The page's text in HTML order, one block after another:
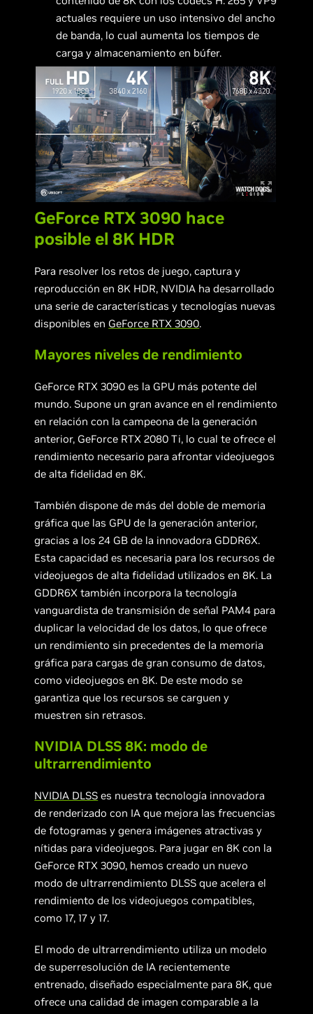
actuales requiere un uso intensivo del ancho
de banda, lo cual aumenta los tiempos de
carga y almacenamiento en búfer.
GeForce RTX 3090 hace
posible el 8K HDR
Para resolver los retos de juego, captura y
reproducción en 8K HDR, NVIDIA ha desarrollado
una serie de características y tecnologías nuevas
disponibles en GeForce RTX 3090.
Mayores niveles de rendimiento
GeForce RTX 3090 es la GPU más potente del
mundo. Supone un gran avance en el rendimiento
en relación con la campeona de la generación
anterior, GeForce RTX 2080 Ti, lo cual te ofrece el
rendimiento necesario para afrontar videojuegos
de alta fidelidad en 8K.
También dispone de más del doble de memoria
gráfica que las GPU de la generación anterior,
gracias a los 24 GB de la innovadora GDDR6X.
Esta capacidad es necesaria para los recursos de
videojuegos de alta fidelidad utilizados en 8K. La
GDDR6X también incorpora la tecnología
vanguardista de transmisión de señal PAM4 para
duplicar la velocidad de los datos, lo que ofrece
un rendimiento sin precedentes de la memoria
gráfica para cargas de gran consumo de datos,
como videojuegos en 8K. De este modo se
garantiza que los recursos se carguen y
muestren sin retrasos.
NVIDIA DLSS 8K: modo de
ultrarrendimiento
NVIDIA DLSS es nuestra tecnología innovadora
de renderizado con IA que mejora las frecuencias
de fotogramas y genera imágenes atractivas y
nítidas para videojuegos. Para jugar en 8K con la
GeForce RTX 3090, hemos creado un nuevo
modo de ultrarrendimiento DLSS que acelera el
rendimiento de los videojuegos compatibles,
como 17, 17 y 17.
El modo de ultrarrendimiento utiliza un modelo
de superresolución de IA recientemente
entrenado, diseñado especialmente para 8K, que
ofrece una calidad de imagen comparable a la